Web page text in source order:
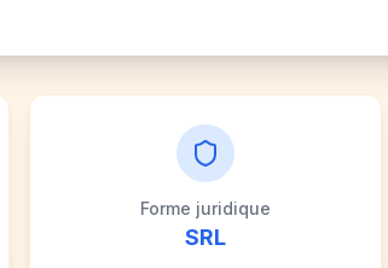
Forme juridique
SRL